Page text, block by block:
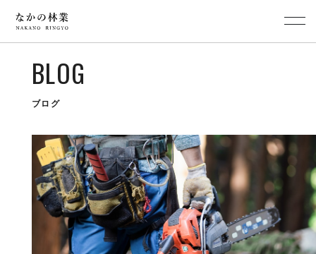
BLOG
ブログ